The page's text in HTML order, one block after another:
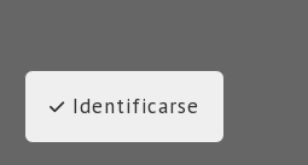
Identificarse